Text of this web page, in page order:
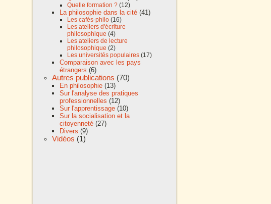
Quelle formation ? (12)
La philosophie dans la cité (41)
Les cafés-philo (16)
Les ateliers d'écriture
philosophique (4)
Les ateliers de lecture
philosophique (2)
Les universités populaires (17)
Comparaison avec les pays
étrangers (6)
Autres publications (70)
En philosophie (13)
Sur l'analyse des pratiques
professionnelles (12)
Sur l'apprentissage (10)
Sur la socialisation et la
citoyenneté (27)
Divers (9)
Vidéos (1)